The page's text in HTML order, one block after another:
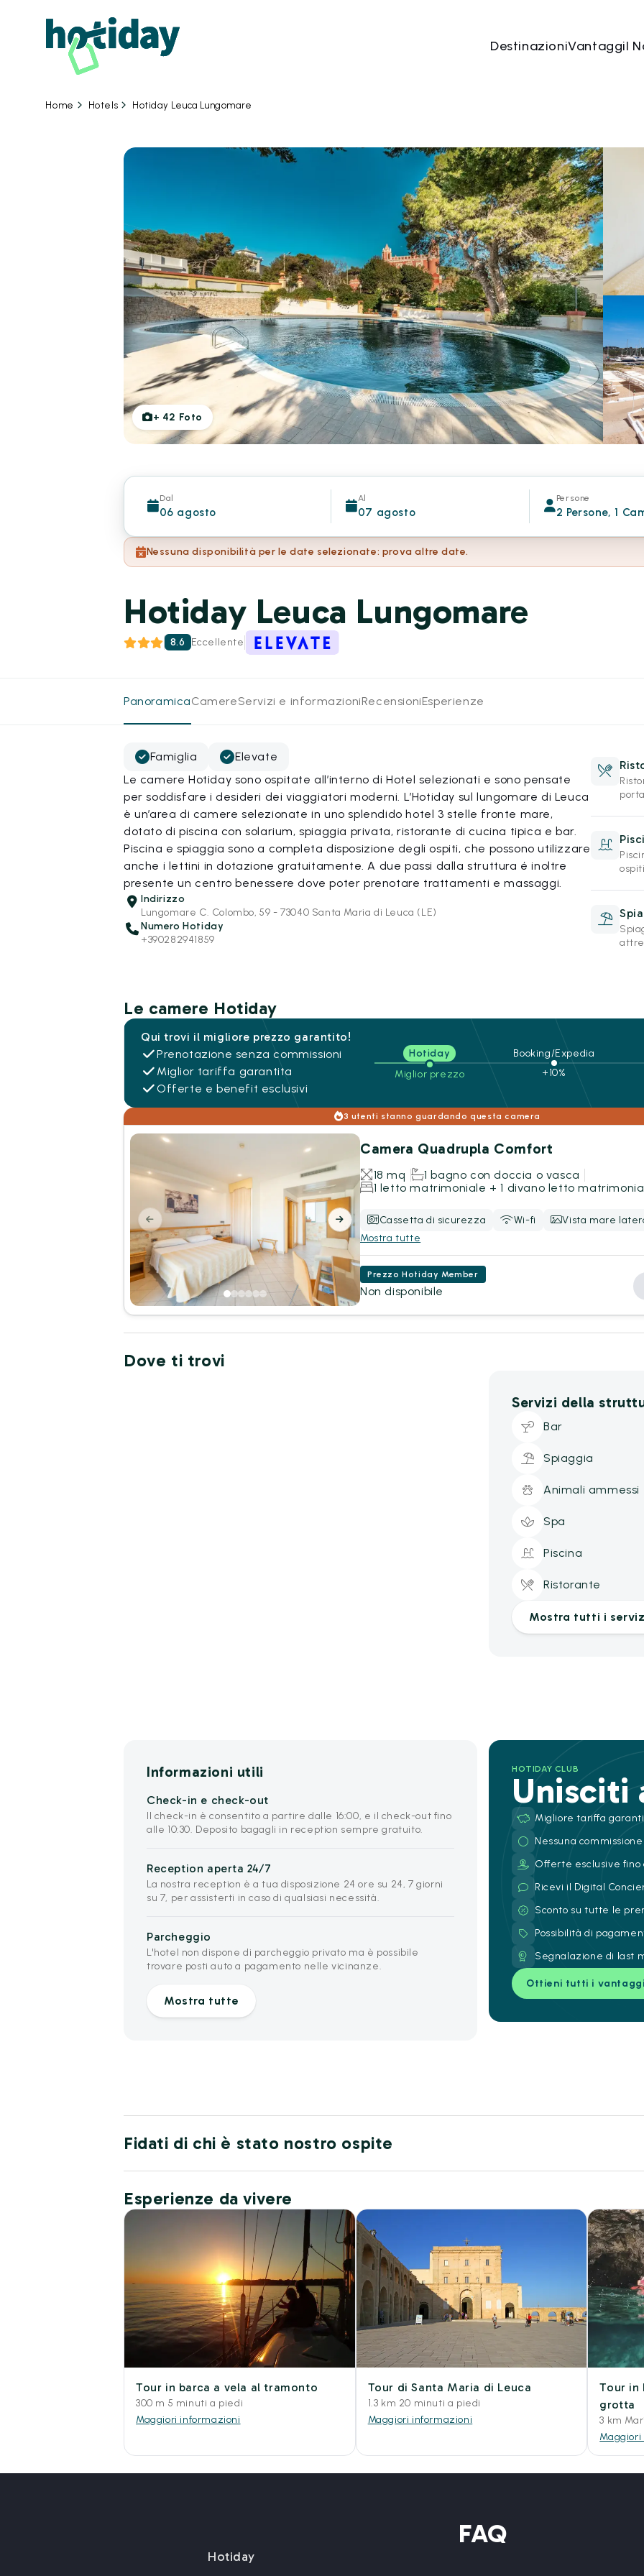
DestinazioniVantaggiI
Home Hotels Hotiday Leuca Lungomare
+ 42 Foto
Dal
06 agosto
Al
07 agosto
Persone
2 Persone, 1
Nessuna disponibilità per le date selezionate: prova altre date.
Hotiday Leuca Lungomare
8.6 Eccellente
PanoramicaCamereServizi e informazioniRecensioniEsperienze
Famiglia
Elevate
Le camere Hotiday sono ospitate all’interno di Hotel selezionati e sono pensate
per soddisfare i desideri dei viaggiatori moderni. L’Hotiday sul lungomare di Leuca
è un’area di camere selezionate in uno splendido hotel 3 stelle fronte mare,
dotato di piscina con solarium, spiaggia privata, ristorante di cucina tipica e bar.
Piscina e spiaggia sono a completa disposizione degli ospiti, che possono utilizzare
anche i lettini in dotazione gratuitamente. A due passi dalla struttura é inoltre
presente un centro benessere dove poter prenotare trattamenti e massaggi.
Indirizzo
Lungomare C. Colombo, 59 - 73040 Santa Maria di Leuca (LE)
Numero Hotiday
+390282941859
Le camere Hotiday
Qui trovi il migliore prezzo garantito!
Prenotazione senza commissioni
Miglior tariffa garantita
Offerte e benefit esclusivi
Hotiday
Miglior prezzo
Booking/Expedia
+10%
3 utenti stanno guardando questa camera
Camera Quadrupla Comfort
18 mq
1 bagno con doccia o vasca
1 letto matrimoniale + 1 divano letto
Cassetta di sicurezza Wi-fi
Vista mare
Mostra tutte
Prezzo Hotiday Member
Non disponibile
Dove ti trovi
Servizi della
Bar
Spiaggia
Animali ammessi
Spa
Piscina
Ristorante
Mostra tutti i
Informazioni utili
Check-in e check-out
Il check-in è consentito a partire dalle 16:00, e il check-out fino
alle 10:30. Deposito bagagli in reception sempre gratuito.
Reception aperta 24/7
La nostra reception è a tua disposizione 24 ore su 24, 7 giorni
su 7, per assisterti in caso di qualsiasi necessità.
Parcheggio
L'hotel non dispone di parcheggio privato ma è possibile
trovare posti auto a pagamento nelle vicinanze.
Mostra tutte
HOTIDAY CLUB
Unisciti
Migliore tariffa
Nessuna commissione
Offerte esclusive fino
Ricevi il Digital
Sconto su tutte le
Possibilità di
Segnalazione di last
Ottieni tutti i
Fidati di chi è stato nostro ospite
Esperienze da vivere
Tour in barca a vela al tramonto
300 m 5 minuti a piedi
Maggiori informazioni
Tour di Santa Maria di Leuca
1.3 km 20 minuti a piedi
Maggiori informazioni
Tour in
grotta
3 km
FAQ
Hotiday